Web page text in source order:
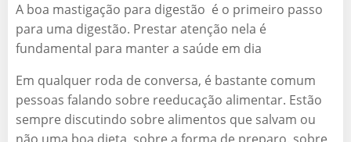
A boa mastigação para digestão é o primeiro passo
para uma digestão. Prestar atenção nela é
fundamental para manter a saúde em dia
Em qualquer roda de conversa, é bastante comum
pessoas falando sobre reeducação alimentar. Estão
sempre discutindo sobre alimentos que salvam ou